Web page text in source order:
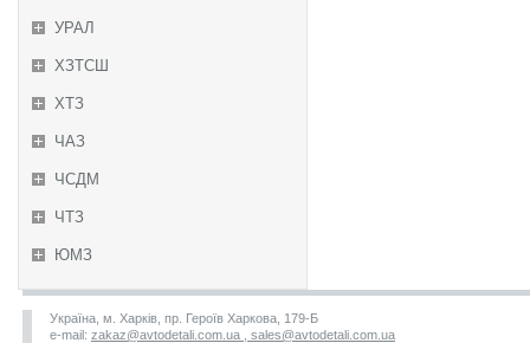
УРАЛ
ХЗТСШ
ХТЗ
ЧАЗ
ЧСДМ
ЧТЗ
ЮМЗ
Україна, м. Харків, пр. Героїв Харкова, 179-Б
e-mail: zakaz@avtodetali.com.ua , sales@avtodetali.com.ua